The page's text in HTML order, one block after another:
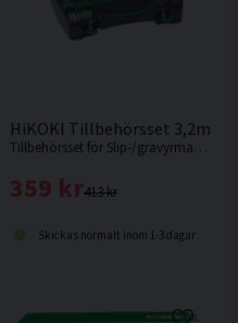
delar
HiKOKI Tillbehörsset 3,2mm
Tillbehörsset för Slip-/gravyrmaskiner, 220 delar
413 kr
359 kr
Skickas normalt inom 1-3 dagar